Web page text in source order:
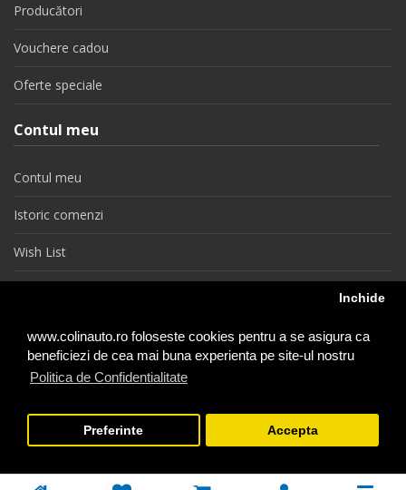
www.colinauto.ro foloseste cookies pentru a se asigura ca
beneficiezi de cea mai buna experienta pe site-ul nostru
Politica de Confidentialitate
Inchide
Preferinte Accepta
Producători
Vouchere cadou
Oferte speciale
Contul meu
Contul meu
Istoric comenzi
Wish List